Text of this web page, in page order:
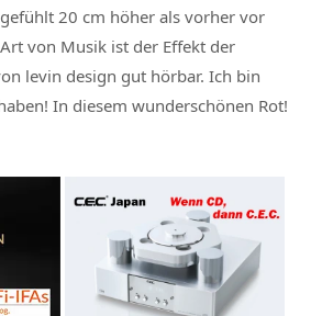
20 cm höher als vorher vor
von Musik ist der Effekt der
levin design gut hörbar. Ich bin
In diesem wunderschönen Rot!